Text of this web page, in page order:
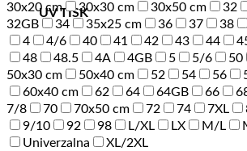
UV TISK
30x20 cm
30x30 cm 30x50 cm 32
32GB
34 35x25 cm 36 37 38
4
4/6 40 41 42 43 44
48
48.5 4A 4GB 5 5/6 50
50x30 cm
50x40 cm 52 54 56
60x40 cm
62 64 64GB 66
7/8
70 70x50 cm 72 74 7XL
9/10
92 98 L/XL LX M/L
Univerzalna
XL/2XL